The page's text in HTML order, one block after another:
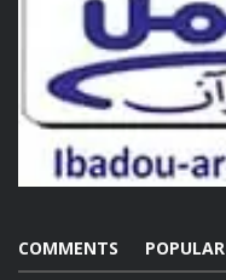
POPULAR
COMMENTS